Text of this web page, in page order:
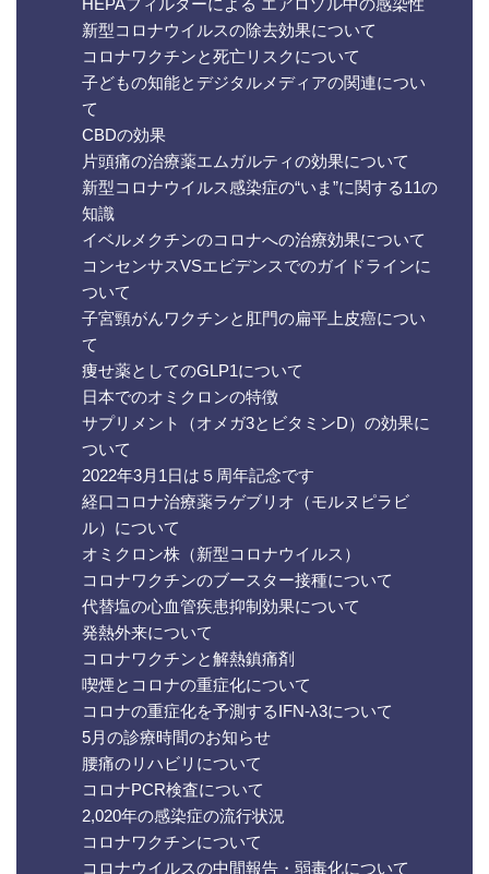
HEPAフィルターによる エアロゾル中の感染性
新型コロナウイルスの除去効果について
コロナワクチンと死亡リスクについて
子どもの知能とデジタルメディアの関連につい
て
CBDの効果
片頭痛の治療薬エムガルティの効果について
新型コロナウイルス感染症の“いま”に関する11の
知識
イベルメクチンのコロナへの治療効果について
コンセンサスVSエビデンスでのガイドラインに
ついて
子宮頸がんワクチンと肛門の扁平上皮癌につい
て
痩せ薬としてのGLP1について
日本でのオミクロンの特徴
サプリメント（オメガ3とビタミンD）の効果に
ついて
2022年3月1日は５周年記念です
経口コロナ治療薬ラゲブリオ（モルヌピラビ
ル）について
オミクロン株（新型コロナウイルス）
コロナワクチンのブースター接種について
代替塩の心血管疾患抑制効果について
発熱外来について
コロナワクチンと解熱鎮痛剤
喫煙とコロナの重症化について
コロナの重症化を予測するIFN-λ3について
5月の診療時間のお知らせ
腰痛のリハビリについて
コロナPCR検査について
2,020年の感染症の流行状況
コロナワクチンについて
コロナウイルスの中間報告・弱毒化について